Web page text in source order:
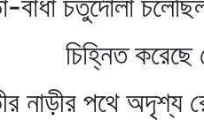
মোর
অদৃশ্য